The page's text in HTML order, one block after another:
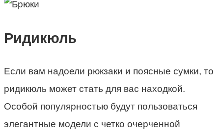
Ридикюль
Если вам надоели рюкзаки и поясные сумки, то
ридикюль может стать для вас находкой.
Особой популярностью будут пользоваться
элегантные модели с четко очерченной